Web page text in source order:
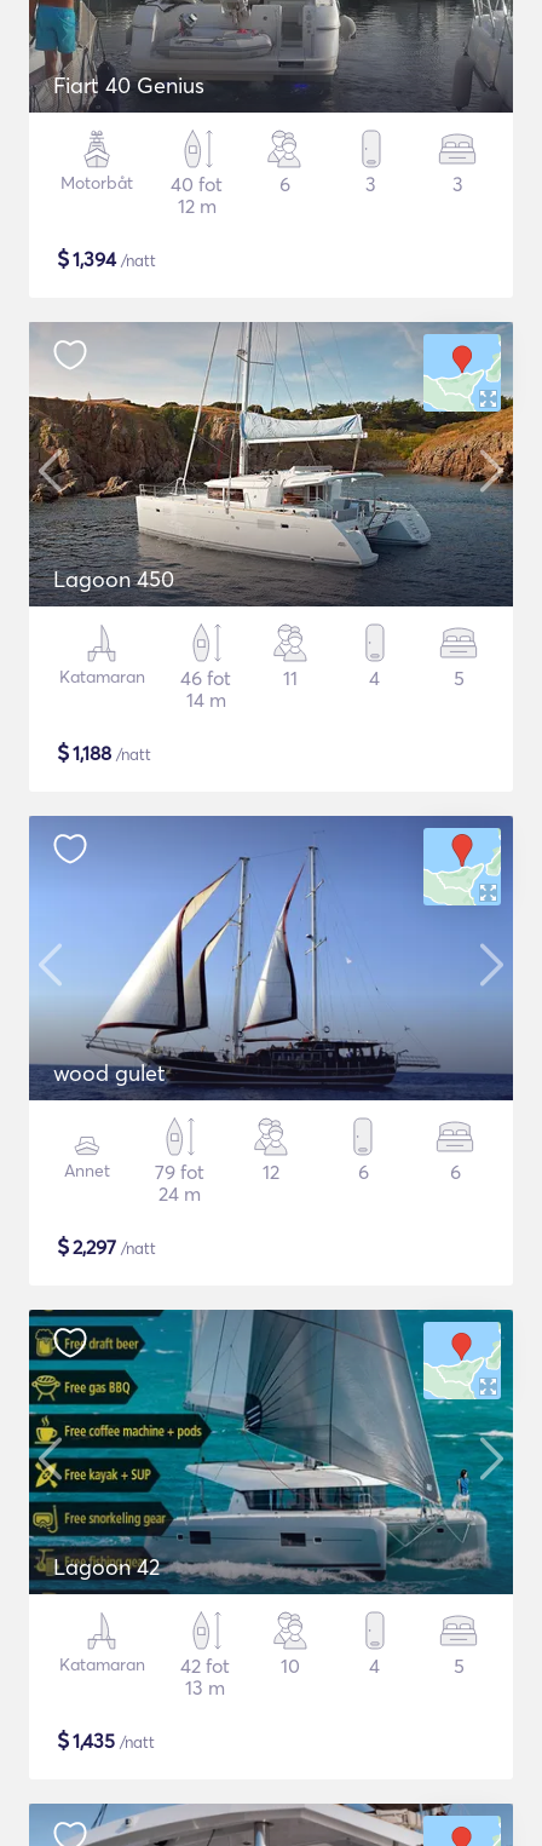
Fiart 40 Genius
Motorbåt
40 fot
12 m
6 3 3
$1,394/natt
Lagoon 450
Katamaran
46 fot
14 m
11 4 5
$1,188 /natt
wood gulet
Annet
79 fot
24 m
12 6 6
$2,297 /natt
Lagoon 42
Katamaran
42 fot
13 m
10 4 5
$1,435 /natt